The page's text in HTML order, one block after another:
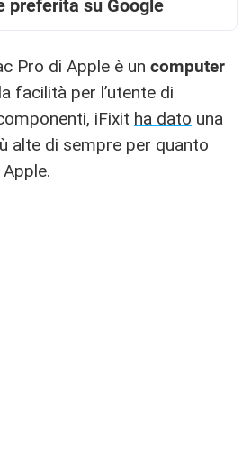
preferita su Google
Pro di Apple è un computer
facilità per l’utente di
iFixit ha dato una
alte di sempre per quanto